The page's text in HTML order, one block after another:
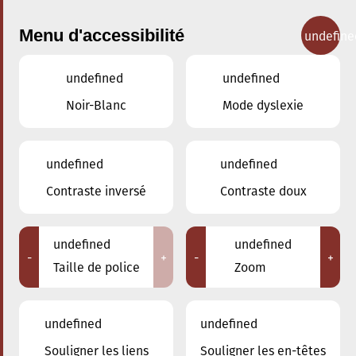
Concerts
Adresse
Menu d'accessibilité
undefined
Noir-Blanc
undefined
Mode dyslexie
undefined
Contraste inversé
undefined
Contraste doux
-
undefined
Taille de police
+ -
undefined
Zoom
+
undefined
Souligner les liens
undefined
Souligner les en-têtes